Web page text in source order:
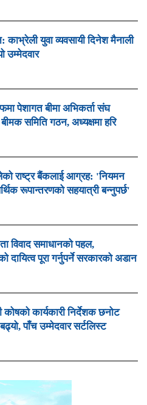
काभ्रेली युवा व्यवसायी दिनेश मैनाली
उम्मेदवार
पेशागत बीमा अभिकर्ता संघ
समिति गठन, अध्यक्षमा हरि
राष्ट्र बैंकलाई आग्रह: 'नियमन
रूपान्तरणको सहयात्री बन्नुपर्छ'
विवाद समाधानको पहल,
दायित्व पूरा गर्नुपर्ने सरकारको अडान
कोषको कार्यकारी निर्देशक छनोट
पाँच उम्मेदवार सर्टलिस्ट